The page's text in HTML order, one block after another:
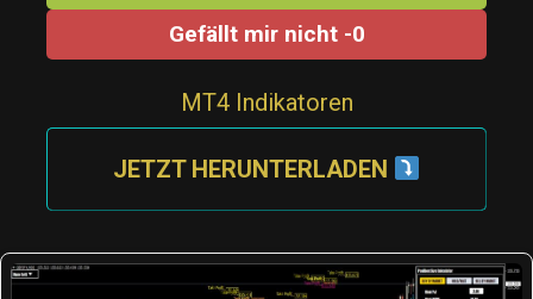
Gefällt mir nicht -0
MT4 Indikatoren
JETZT HERUNTERLADEN